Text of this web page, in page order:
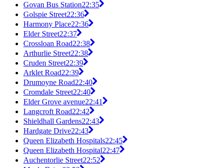
Govan Bus Station22:35
Golspie Street22:36
Harmony Place22:36
Elder Street22:37
Crossloan Road22:38
Arthurlie Street22:38
Cruden Street22:39
Arklet Road22:39
Drumoyne Road22:40
Cromdale Street22:40
Elder Grove avenue22:41
Langcroft Road22:42
Shieldhall Gardens22:43
Hardgate Drive22:43
Queen Elizabeth Hospitals22:45
Queen Elizabeth Hospital22:47
Auchentorlie Street22:52